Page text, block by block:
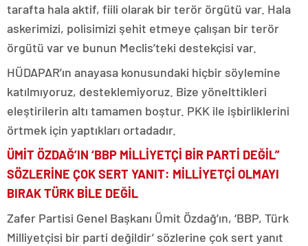
tarafta hala aktif, fiili olarak bir terör örgütü var. Hala
askerimizi, polisimizi şehit etmeye çalışan bir terör
örgütü var ve bunun Meclis’teki destekçisi var.
HÜDAPAR’ın anayasa konusundaki hiçbir söylemine
katılmıyoruz, desteklemiyoruz. Bize yönelttikleri
eleştirilerin altı tamamen boştur. PKK ile işbirliklerini
örtmek için yaptıkları ortadadır.
ÜMİT ÖZDAĞ’IN ‘BBP MİLLİYETÇİ BİR PARTİ DEĞİL”
SÖZLERİNE ÇOK SERT YANIT: MİLLİYETÇİ OLMAYI
BIRAK TÜRK BİLE DEĞİL
Zafer Partisi Genel Başkanı Ümit Özdağ’ın, ‘BBP, Türk
Milliyetçisi bir parti değildir’ sözlerine çok sert yanıt